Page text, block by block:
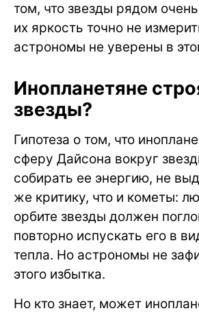
том, что звезды рядом
их яркость точно не
астрономы не уверены в
Инопланетяне
звезды?
Гипотеза о том, что
сферу Дайсона вокруг
собирать ее энергию, не
же критику, что и кометы:
орбите звезды должен
повторно испускать его в
тепла. Но астрономы не
этого избытка.
Но кто знает, может